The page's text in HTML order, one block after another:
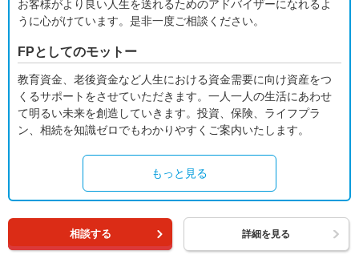
お客様がより良い人生を送れるためのアドバイザーになれるよ
うに心がけています。是非一度ご相談ください。
FPとしてのモットー
教育資金、老後資金など人生における資金需要に向け資産をつ
くるサポートをさせていただきます。一人一人の生活にあわせ
て明るい未来を創造していきます。投資、保険、ライフプラ
ン、相続を知識ゼロでもわかりやすくご案内いたします。
もっと見る
相談する 詳細を見る